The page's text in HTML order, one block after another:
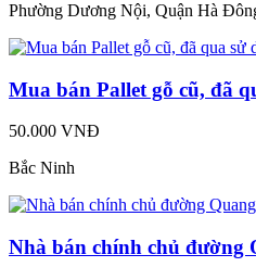
Phường Dương Nội, Quận Hà
Mua bán Pallet gỗ cũ, đã
50.000 VNĐ
Bắc Ninh
Nhà bán chính chủ đường